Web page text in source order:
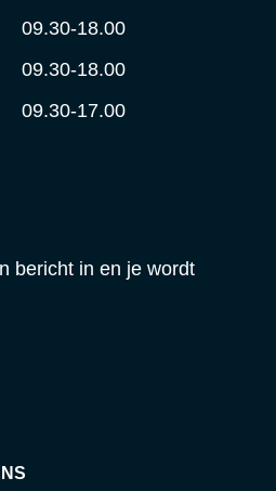
09.30-18.00
09.30-18.00
09.30-17.00
bericht in en je wordt